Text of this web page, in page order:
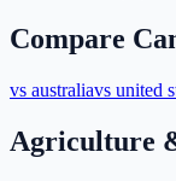
Compare
vs australiavs united
Agriculture